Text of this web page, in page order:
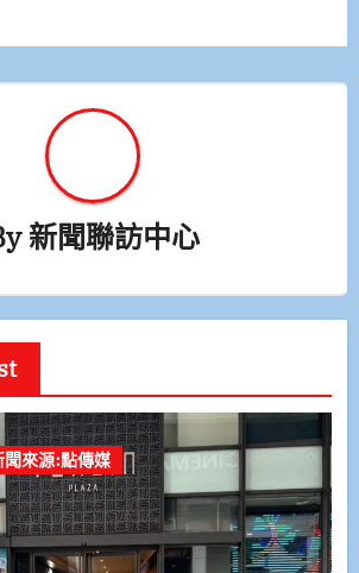
新聞聯訪中心
聞來源:點傳媒